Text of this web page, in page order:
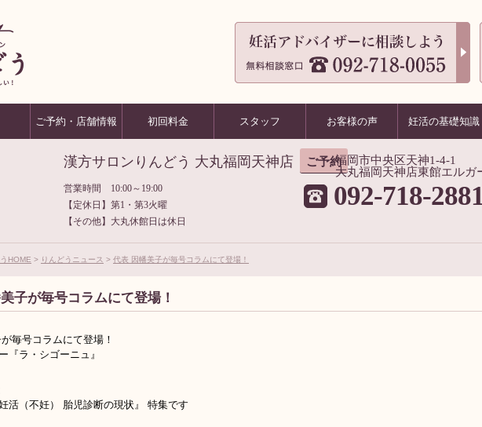
ご予約・店舗情報 初回料金 スタッフ お客様の声 妊活の基礎知識
漢方サロンりんどう 大丸福岡天神店 ご予約
営業時間 10:00～19:00
【定休日】第1・第3火曜
【その他】大丸休館日は休日
福岡市中央区天神1-4-1
大丸福岡天神店東館エルガ
092-718-
HOME りんどうニュース 代表 因幡美子が毎号コラムにて登場！
子が毎号コラムにて登場！
毎号コラムにて登場！
『ラ・シゴーニュ』
活（不妊） 胎児診断の現状』 特集です